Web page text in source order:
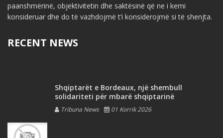
paanshmërinë, objektivitetin dhe saktësinë që ne i kemi
konsideruar dhe do të vazhdojmë t’i konsiderojmë si të shenjta.
RECENT NEWS
Shqiptarët e Bordeaux, një shembull
solidariteti për mbarë shqiptarinë
Tribuna News 01 Korrik 2026